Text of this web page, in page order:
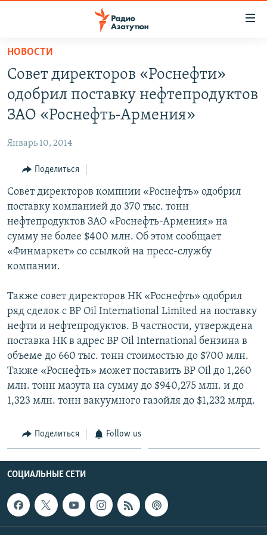
Перейти
основному
содержанию
Перейти
основной
навигации
Перейти
поиску
НОВОСТИ
ПОЛИТИКА
ЭКОНОМИКА
РЕГИОН
НАГОРНЫЙ КАРАБАХ
КУЛЬТУРА
СПОРТ
АРХИВ
English
Русский
Все сайты Радио Азатутюн
НОВОСТИ
Совет директоров «Роснефти»
одобрил поставку нефтепродуктов
ЗАО «Роснефть-Армения»
Январь 10, 2014
Поделиться
Совет директоров компнии «Роснефть» одобрил
поставку компанией до 370 тыс. тонн
нефтепродуктов ЗАО «Роснефть-Армения» на
сумму не более $400 млн. Об этом сообщает
«Финмаркет» со ссылкой на пресс-службу
компании.
Также совет директоров НК «Роснефть» одобрил
ряд сделок с BP Oil International Limited на поставку
нефти и нефтепродуктов. В частности, утверждена
поставка НК в адрес BP Oil International бензина в
объеме до 660 тыс. тонн стоимостью до $700 млн.
Также «Роснефть» может поставить BP Oil до 1,260
млн. тонн мазута на сумму до $940,275 млн. и до
1,323 млн. тонн вакуумного газойля до $1,232 млрд.
Поделиться Follow us
СОЦИАЛЬНЫЕ СЕТИ